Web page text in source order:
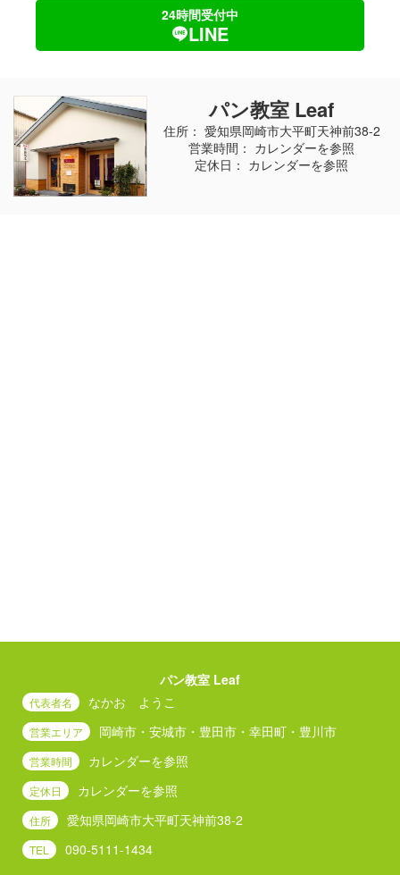
24時間受付中
LINE
パン教室 Leaf
住所： 愛知県岡崎市大平町天神前38-2
営業時間： カレンダーを参照
定休日： カレンダーを参照
パン教室 Leaf
代表者名 なかお ようこ
営業エリア 岡崎市・安城市・豊田市・幸田町・豊川市
営業時間 カレンダーを参照
定休日 カレンダーを参照
住所 愛知県岡崎市大平町天神前38-2
TEL 090-5111-1434